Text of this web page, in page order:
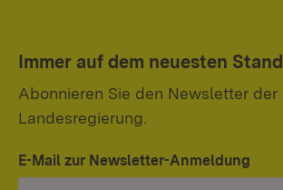
Immer auf dem neuesten Stand
Abonnieren Sie den Newsletter der
Landesregierung.
E-Mail zur Newsletter-Anmeldung